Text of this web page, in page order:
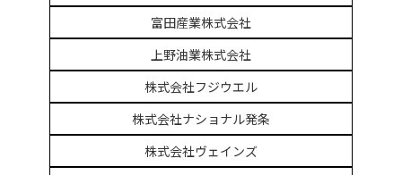
富田産業株式会社
上野油業株式会社
株式会社フジウエル
株式会社ナショナル発条
株式会社ヴェインズ